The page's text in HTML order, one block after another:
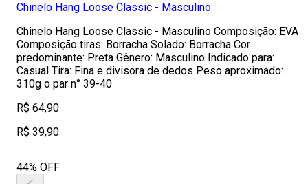
Chinelo Hang Loose Classic - Masculino
Chinelo Hang Loose Classic - Masculino Composição: EVA
Composição tiras: Borracha Solado: Borracha Cor
predominante: Preta Gênero: Masculino Indicado para:
Casual Tira: Fina e divisora de dedos Peso aproximado:
310g o par n° 39-40
R$ 64,90
R$ 39,90
44% OFF